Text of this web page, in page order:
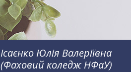
Ісаєнко Юлія Валеріївна
(Фаховий коледж НФаУ)